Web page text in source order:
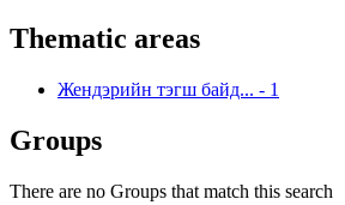
Thematic areas
Жендэрийн тэгш байд... - 1
Groups
There are no Groups that match this search